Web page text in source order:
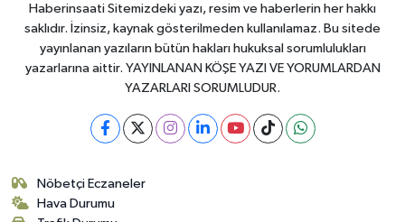
Haberinsaati Sitemizdeki yazı, resim ve haberlerin her hakkı
saklıdır. İzinsiz, kaynak gösterilmeden kullanılamaz. Bu sitede
yayınlanan yazıların bütün hakları hukuksal sorumlulukları
yazarlarına aittir. YAYINLANAN KÖŞE YAZI VE YORUMLARDAN
YAZARLARI SORUMLUDUR.
Nöbetçi Eczaneler
Hava Durumu